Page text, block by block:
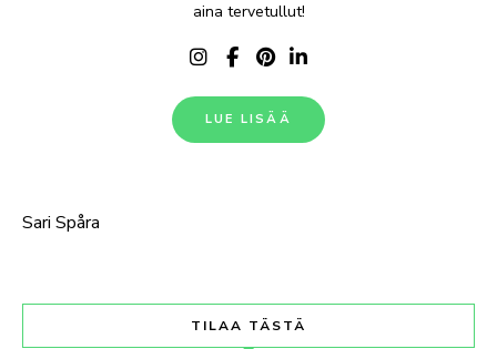
aina tervetullut!
LUE LISÄÄ
Sari Spåra
TILAA TÄSTÄ